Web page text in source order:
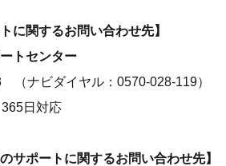
に関するお問い合わせ先】
トセンター
（ナビダイヤル：0570-028-119）
日対応
サポートに関するお問い合わせ先】